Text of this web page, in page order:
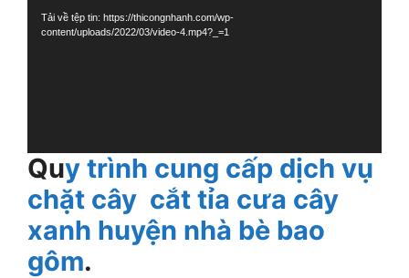
Video
Tải về tệp tin: https://thicongnhanh.com/wp-
content/uploads/2022/03/video-4.mp4?_=1
Quy trình cung cấp dịch vụ
chặt cây cắt tỉa cưa cây
xanh huyện nhà bè bao
gôm.